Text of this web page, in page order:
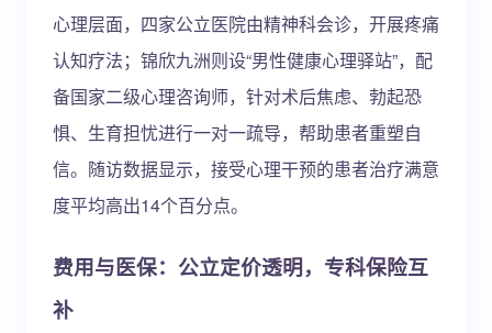
心理层面，四家公立医院由精神科会诊，开展疼痛
认知疗法；锦欣九洲则设“男性健康心理驿站”，配
备国家二级心理咨询师，针对术后焦虑、勃起恐
惧、生育担忧进行一对一疏导，帮助患者重塑自
信。随访数据显示，接受心理干预的患者治疗满意
度平均高出14个百分点。
费用与医保：公立定价透明，专科保险互
补